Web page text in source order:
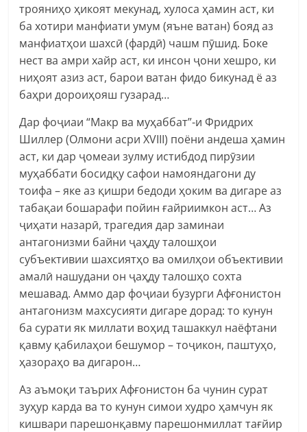
трояниҳо ҳикоят мекунад, хулоса ҳамин аст, ки
ба хотири манфиати умум (яъне ватан) бояд аз
манфиатҳои шахсӣ (фардӣ) чашм пӯшид. Боке
нест ва амри хайр аст, ки инсон ҷони хешро, ки
ниҳоят азиз аст, барои ватан фидо бикунад ё аз
баҳри дороиҳояш гузарад…
Дар фоҷиаи “Макр ва муҳаббат”-и Фридрих
Шиллер (Олмони асри XVIII) поёни андеша ҳамин
аст, ки дар ҷомеаи зулму истибдод пирӯзии
муҳаббати босидқу сафои намояндагони ду
тоифа – яке аз қишри бедоди ҳоким ва дигаре аз
табақаи бошарафи пойин ғайриимкон аст… Аз
ҷиҳати назарӣ, трагедия дар заминаи
антагонизми байни ҷаҳду талошҳои
субъективии шахсиятҳо ва омилҳои объективии
амалӣ нашудани он ҷаҳду талошҳо сохта
мешавад. Аммо дар фоҷиаи бузурги Афғонистон
антагонизм махсусияти дигаре дорад: то кунун
ба сурати як миллати воҳид ташаккул наёфтани
қавму қабилаҳои бешумор – тоҷикон, паштуҳо,
ҳазораҳо ва дигарон…
Аз аъмоқи таърих Афғонистон ба чунин сурат
зуҳур карда ва то кунун симои худро ҳамчун як
кишвари парешонқавму парешонмиллат тағйир